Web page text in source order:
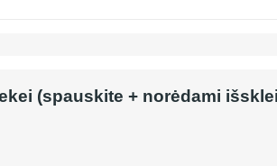
(spauskite + norėdami